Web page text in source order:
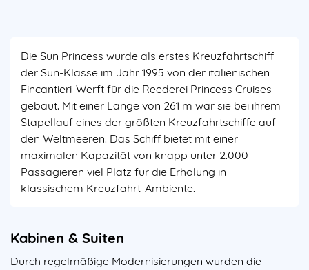
Die Sun Princess wurde als erstes Kreuzfahrtschiff
der Sun-Klasse im Jahr 1995 von der italienischen
Fincantieri-Werft für die Reederei Princess Cruises
gebaut. Mit einer Länge von 261 m war sie bei ihrem
Stapellauf eines der größten Kreuzfahrtschiffe auf
den Weltmeeren. Das Schiff bietet mit einer
maximalen Kapazität von knapp unter 2.000
Passagieren viel Platz für die Erholung in
klassischem Kreuzfahrt-Ambiente.
Kabinen & Suiten
Durch regelmäßige Modernisierungen wurden die